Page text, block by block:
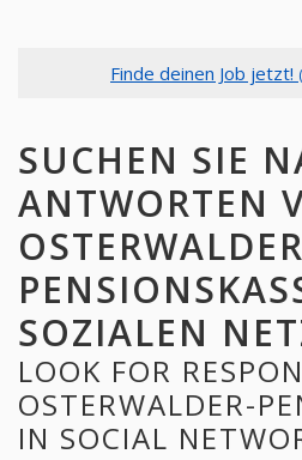
Finde deinen Job jetzt!
SUCHEN SIE
ANTWORTEN
SOZIALEN
LOOK FOR
OSTERWALDER-
IN SOCIAL